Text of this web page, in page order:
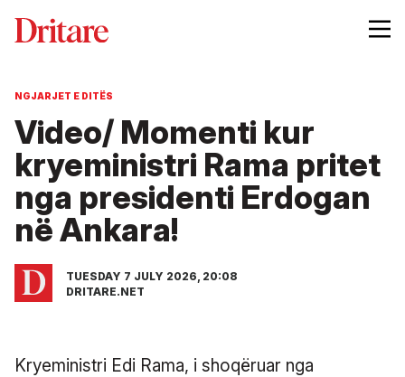
NGJARJET E DITËS
Video/ Momenti kur
kryeministri Rama pritet
nga presidenti Erdogan
në Ankara!
TUESDAY 7 JULY 2026, 20:08
DRITARE.NET
Kryeministri Edi Rama, i shoqëruar nga